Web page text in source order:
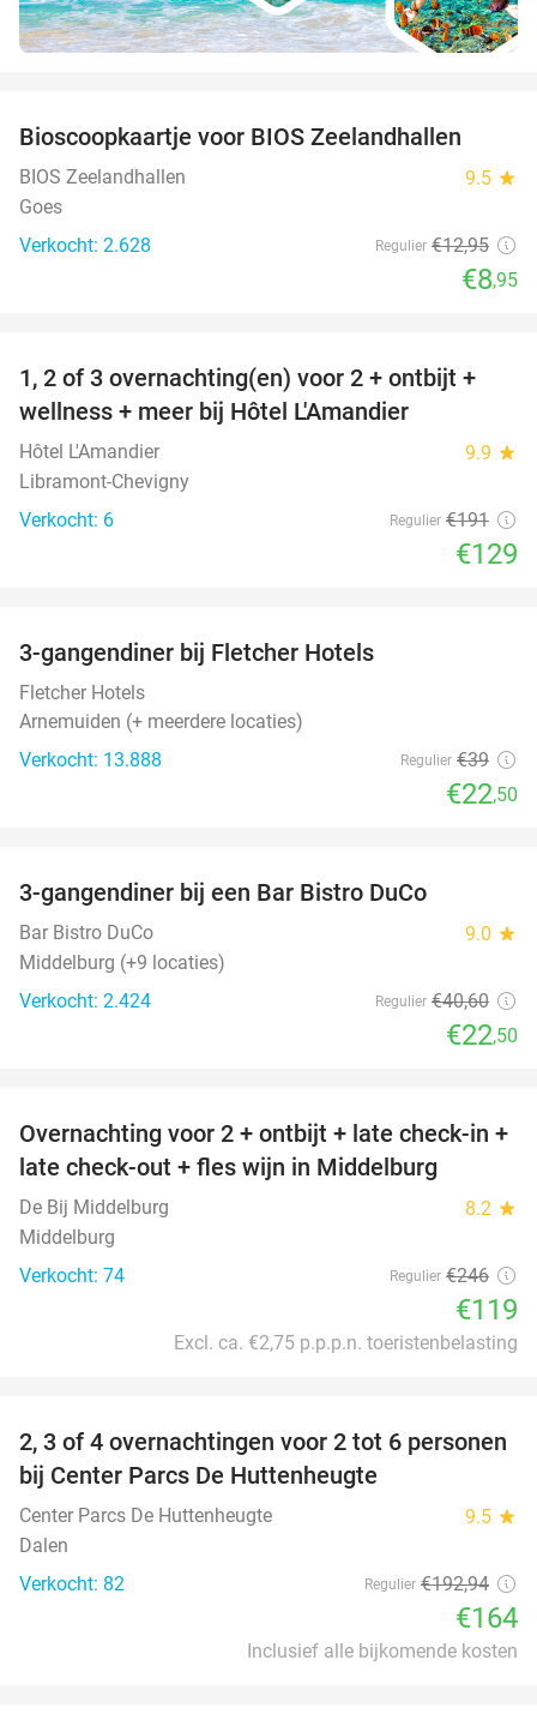
Bioscoopkaartje voor BIOS Zeelandhallen
BIOS Zeelandhallen 9.5 star
Goes
Verkocht: 2.628
Regulier €12,95
€8,95
32%
TODAY
1, 2 of 3 overnachting(en) voor 2 + ontbijt +
wellness + meer bij Hôtel L'Amandier
Hôtel L'Amandier 9.9 star
Libramont-Chevigny
Verkocht: 6
Regulier €191
€129
3-gangendiner bij Fletcher Hotels
Fletcher Hotels
Arnemuiden (+ meerdere locaties)
Verkocht: 13.888
Regulier €39
€22,50
3-gangendiner bij een Bar Bistro DuCo
Bar Bistro DuCo 9.0 star
Middelburg (+9 locaties)
Verkocht: 2.424
Regulier €40,60
€22,50
52%
Overnachting voor 2 + ontbijt + late check-in +
late check-out + fles wijn in Middelburg
De Bij Middelburg 8.2 star
Middelburg
Verkocht: 74
Regulier €246
€119
Excl. ca. €2,75 p.p.p.n. toeristenbelasting
15%
2, 3 of 4 overnachtingen voor 2 tot 6 personen
bij Center Parcs De Huttenheugte
Center Parcs De Huttenheugte 9.5 star
Dalen
Verkocht: 82
Regulier €192,94
€164
Inclusief alle bijkomende kosten